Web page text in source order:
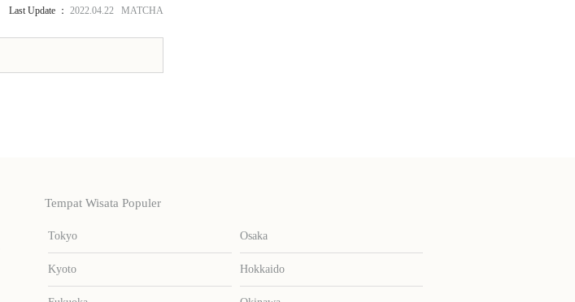
Last Update ： 2022.04.22 MATCHA
Tempat Wisata Populer
Tokyo Osaka
Kyoto Hokkaido